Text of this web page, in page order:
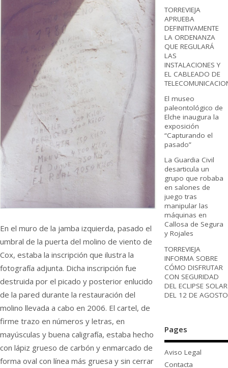
En el muro de la jamba izquierda, pasado el
umbral de la puerta del molino de viento de
Cox, estaba la inscripción que ilustra la
fotografía adjunta. Dicha inscripción fue
destruida por el picado y posterior enlucido
de la pared durante la restauración del
molino llevada a cabo en 2006. El cartel, de
firme trazo en números y letras, en
mayúsculas y buena caligrafía, estaba hecho
con lápiz grueso de carbón y enmarcado de
forma oval con línea más gruesa y sin cerrar
TORREVIEJA
APRUEBA
DEFINITIVAMENTE
LA ORDENANZA
QUE REGULARÁ
LAS
INSTALACIONES Y
EL CABLEADO DE
El museo
paleontológico de
Elche inaugura la
exposición
“Capturando el
pasado”
La Guardia Civil
desarticula un
grupo que robaba
en salones de
juego tras
manipular las
máquinas en
Callosa de Segura
y Rojales
TORREVIEJA
INFORMA SOBRE
CÓMO DISFRUTAR
CON SEGURIDAD
DEL ECLIPSE SOLAR
DEL 12 DE AGOSTO
Pages
Aviso Legal
Contacta